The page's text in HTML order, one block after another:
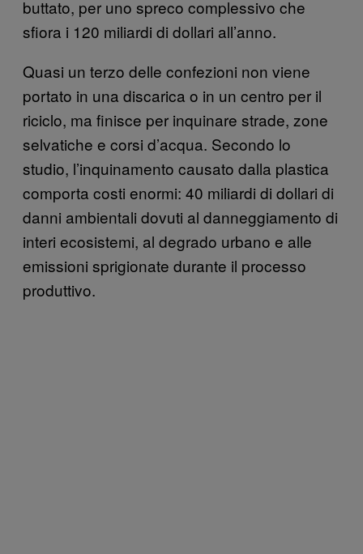
buttato, per uno spreco complessivo che
sfiora i 120 miliardi di dollari all’anno.
Quasi un terzo delle confezioni non viene
portato in una discarica o in un centro per il
riciclo, ma finisce per inquinare strade, zone
selvatiche e corsi d’acqua. Secondo lo
studio, l’inquinamento causato dalla plastica
comporta costi enormi: 40 miliardi di dollari di
danni ambientali dovuti al danneggiamento di
interi ecosistemi, al degrado urbano e alle
emissioni sprigionate durante il processo
produttivo.